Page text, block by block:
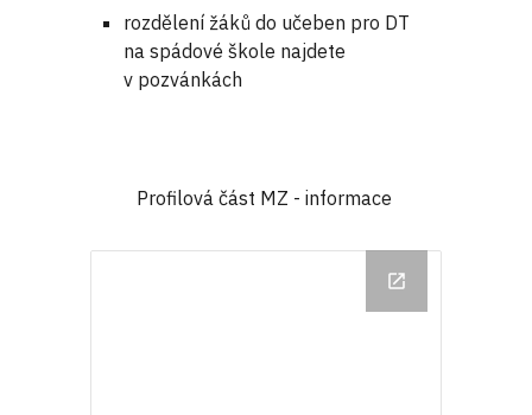
rozdělení žáků do učeben pro DT
na spádové škole najdete
v pozvánkách
Profilová část MZ - informace